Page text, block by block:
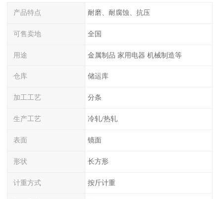
产品特点 耐磨、耐腐蚀、抗压
可售卖地 全国
用途 金属制品 家用电器 机械制造等
仓库 储运库
加工工艺 分条
生产工艺 冷轧/热轧
表面 镜面
形状 长方形
计重方式 按斤计重